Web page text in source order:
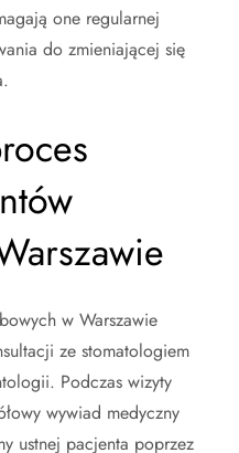
one regularnej
do zmieniającej się
w Warszawie
ze stomatologiem
Podczas wizyty
wywiad medyczny
ustnej pacjenta poprzez